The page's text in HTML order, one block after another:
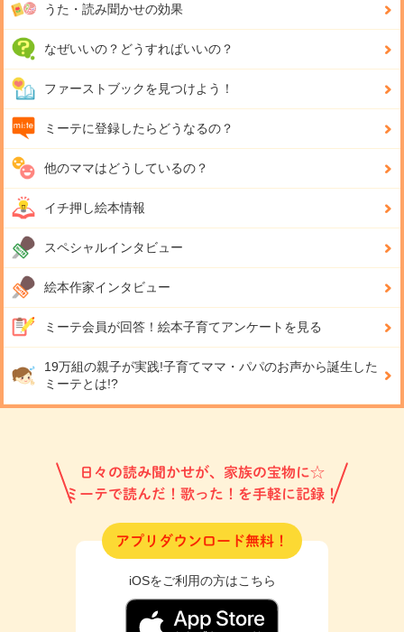
うた・読み聞かせの効果
なぜいいの？どうすればいいの？
ファーストブックを見つけよう！
ミーテに登録したらどうなるの？
他のママはどうしているの？
イチ押し絵本情報
スペシャルインタビュー
絵本作家インタビュー
ミーテ会員が回答！ 絵本子育てアンケートを見る
19万組の親子が実践!子育てママ・パパのお声から誕生した
ミーテとは!?
日々の読み聞かせが、家族の宝物に☆
ミーテで読んだ！歌った！を手軽に記録！
アプリダウンロード無料！
iOSをご利用の方はこちら